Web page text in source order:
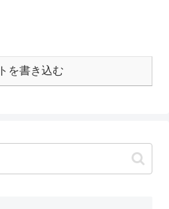
を書き込む